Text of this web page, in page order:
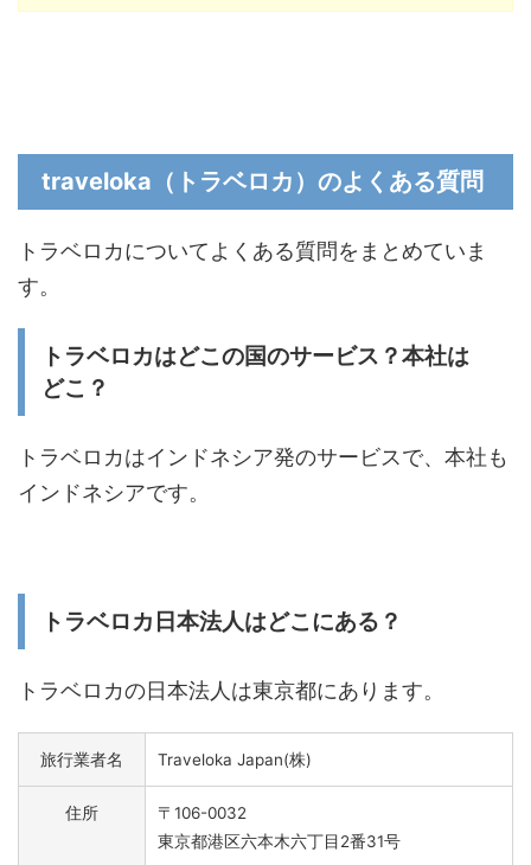
traveloka（トラベロカ）のよくある質問
トラベロカについてよくある質問をまとめていま
す。
トラベロカはどこの国のサービス？本社は
どこ？
トラベロカはインドネシア発のサービスで、本社も
インドネシアです。
トラベロカ日本法人はどこにある？
トラベロカの日本法人は東京都にあります。
旅行業者名 Traveloka Japan(株)
住所
〒106-0032
東京都港区六本木六丁目2番31号